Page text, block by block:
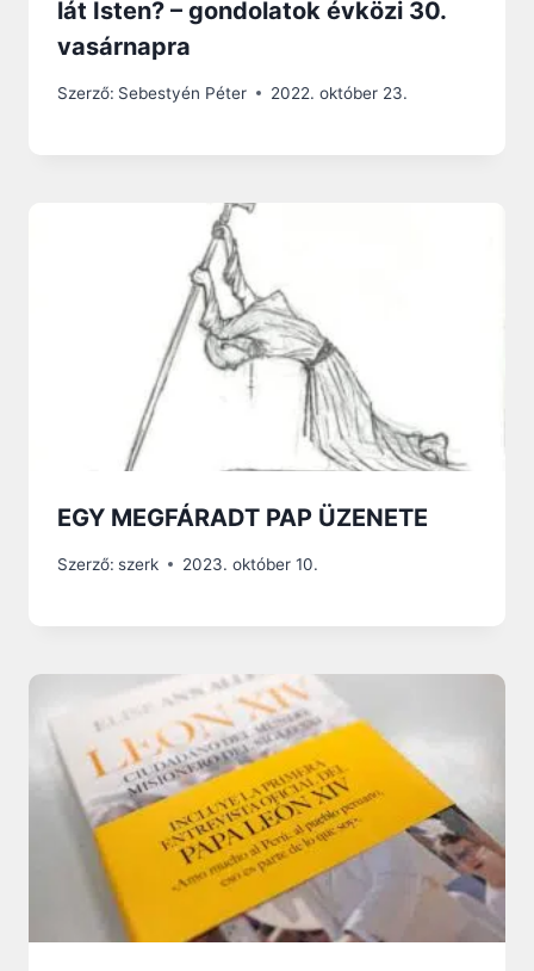
lát Isten? – gondolatok évközi 30.
vasárnapra
Szerző: Sebestyén Péter 2022. október 23.
EGY MEGFÁRADT PAP ÜZENETE
Szerző: szerk 2023. október 10.